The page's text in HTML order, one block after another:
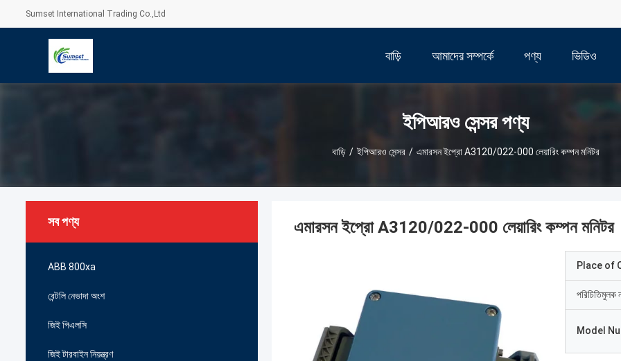
Sumset International Trading Co.,Ltd
বাড়ি আমাদের সম্পর্কে পণ্য ভিডিও
ইপিআরও সেন্সর পণ্য
বাড়ি / ইপিআরও সেন্সর / এমারসন ইপ্রো A3120/022-000 লেয়ারিং কম্পন মনিটর
সব পণ্য
ABB 800xa
বেন্টলি নেভাদা অংশ
জিই পিএলসি
জিই টারবাইন নিয়ন্ত্রণ
এমারসন ইপ্রো A3120/022-000 লেয়ারিং কম্পন মনিটর
Place of
পরিচিতিমুলক
Model